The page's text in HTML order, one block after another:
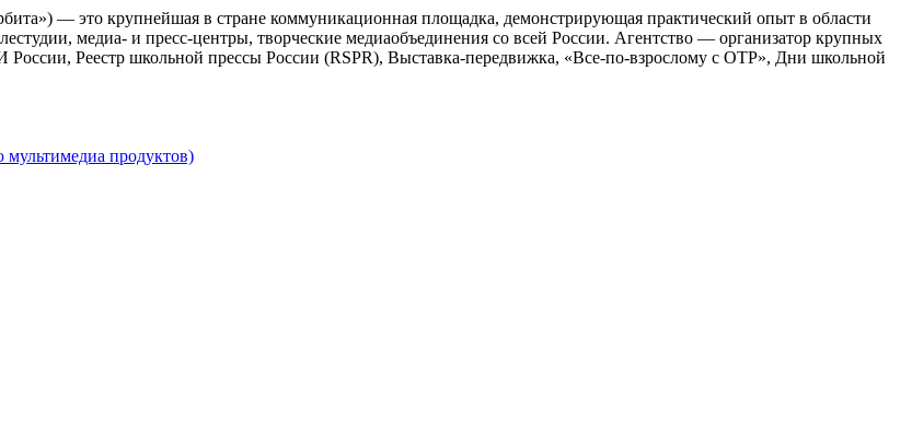
— это крупнейшая в стране коммуникационная площадка, демонстрирующая практический опыт в области
медиа- и пресс-центры, творческие медиаобъединения со всей России. Агентство — организатор крупных
Реестр школьной прессы России (RSPR), Выставка-передвижка, «Все-по-взрослому с ОТР», Дни школьной
продуктов)